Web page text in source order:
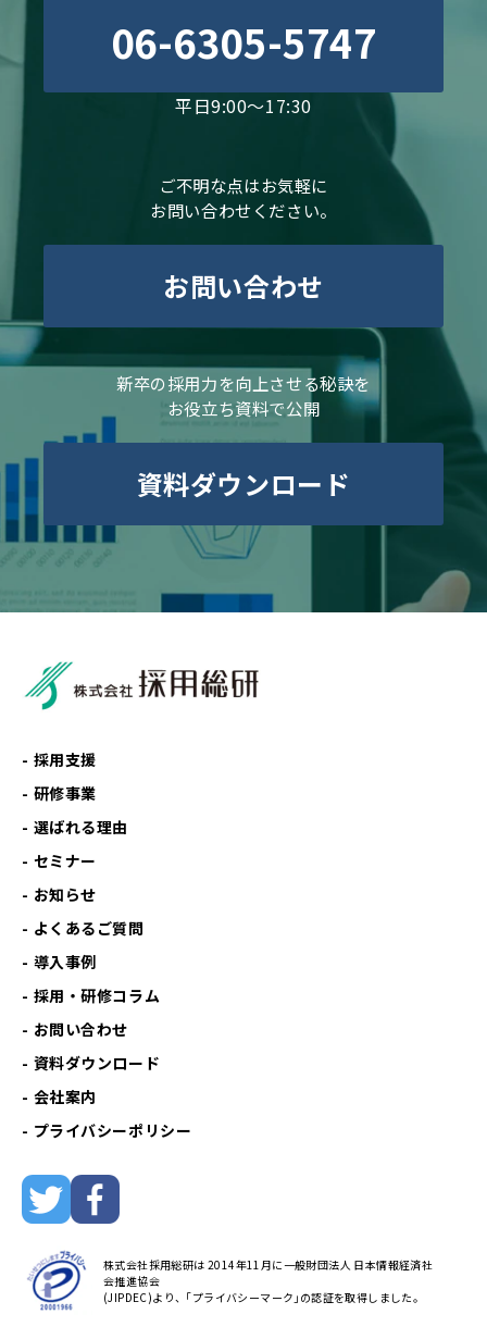
06-6305-5747
平日9:00～17:30
ご不明な点はお気軽に
お問い合わせください。
お問い合わせ
新卒の採用力を向上させる秘訣を
お役立ち資料で公開
資料ダウンロード
採用支援
研修事業
選ばれる理由
セミナー
お知らせ
よくあるご質問
導入事例
採用・研修コラム
お問い合わせ
資料ダウンロード
会社案内
プライバシーポリシー
株式会社採用総研は 2014年11月に一般財団法人 日本情報経済社
会推進協会
(JIPDEC)より、｢プライバシーマーク｣の認証を取得しました。